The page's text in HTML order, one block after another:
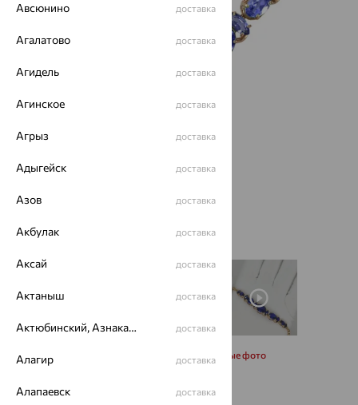
Запросить дополнительные фото
Размеры:
Авсюнино доставка
Агалатово доставка
Агидель доставка
Агинское доставка
Агрыз доставка
Адыгейск доставка
Азов доставка
Акбулак доставка
Аксай доставка
Актаныш доставка
Актюбинский, Азнакаевский район доставка
Алагир доставка
Алапаевск доставка